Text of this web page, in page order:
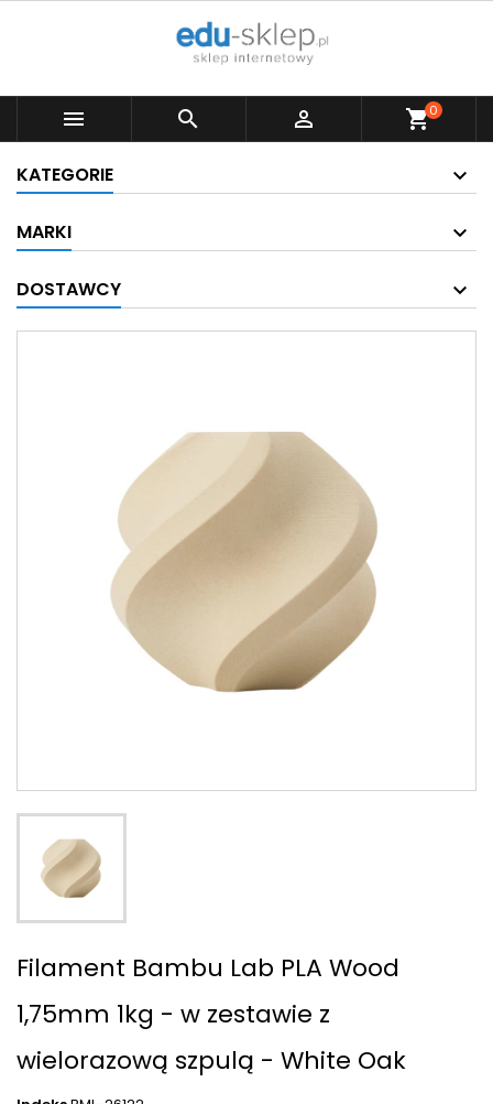
   shopping_cart0
KATEGORIE
MARKI
DOSTAWCY
Filament Bambu Lab PLA Wood
1,75mm 1kg - w zestawie z
wielorazową szpulą - White Oak